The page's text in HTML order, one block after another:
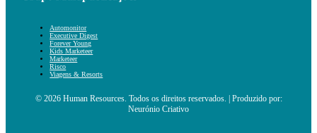
Automonitor
Executive Digest
Forever Young
Kids Marketeer
Marketeer
Risco
Viagens & Resorts
© 2026 Human Resources. Todos os direitos reservados. | Produzido por:
Neurónio Criativo